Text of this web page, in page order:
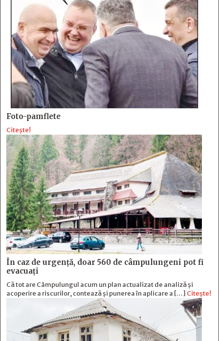
Foto-pamflete
Citește!
În caz de urgență, doar 560 de câmpulungeni pot fi
evacuați
Că tot are Câmpulungul acum un plan actualizat de analiză și
acoperire a riscurilor, contează și punerea în aplicare a […] Citește!